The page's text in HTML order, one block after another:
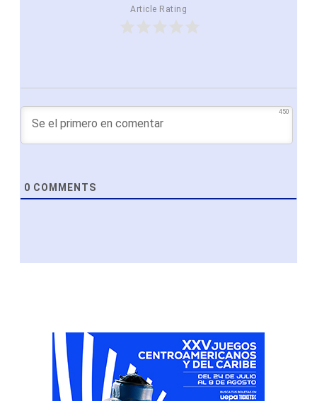
Article Rating
450
0 COMMENTS